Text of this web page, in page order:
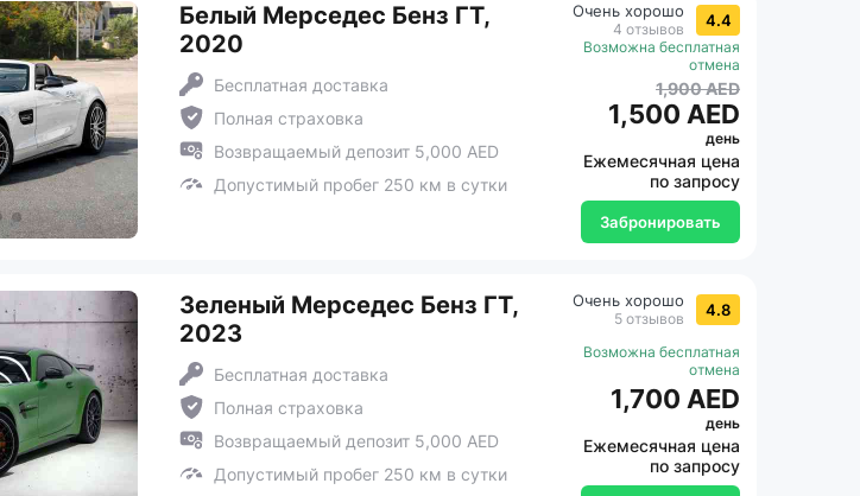
Белый Мерседес Бенз ГТ,
2020
Бесплатная доставка
Полная страховка
Возвращаемый депозит 5,000 AED
Допустимый пробег 250 км в сутки
Очень хорошо
4 отзывов 4.4
Возможна бесплатная
отмена
1,900 AED
1,500 AED
день
Ежемесячная цена
по запросу
Забронировать
Зеленый Мерседес Бенз ГТ,
2023
Бесплатная доставка
Полная страховка
Возвращаемый депозит 5,000 AED
Допустимый пробег 250 км в сутки
Очень хорошо
5 отзывов 4.8
Возможна бесплатная
отмена
1,700 AED
день
Ежемесячная цена
по запросу